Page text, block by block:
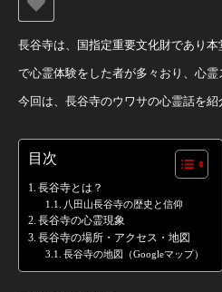
長谷寺は、国指定重要文化財であり
で心霊体験をした者が多々おり、心霊
今回は、長谷寺のウワサの心霊話を紹
目次
長谷寺とは？
八田山長谷寺の歴史と信仰
長谷寺の心霊現象
長谷寺の場所・アクセス・地図
長谷寺の地図（Googleマップ）